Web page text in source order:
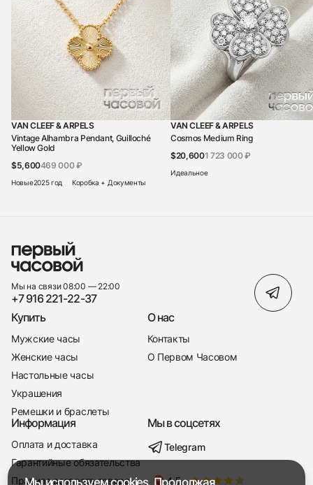
+7 916 221-22-37
VAN CLEEF & ARPELS
Vintage Alhambra Pendant, Guilloché
Yellow Gold
$5,600469 000 ₽
Новые2025 год Коробка + Документы
VAN CLEEF & ARPELS
Cosmos Medium Ring
$20,6001 723 000 ₽
Идеальное
Мы на связи 08:00 — 22:00
+7 916 221-22-37
Купить
Мужские часы
Женские часы
Настольные часы
Украшения
Ремешки и браслеты
О нас
Контакты
О Первом Часовом
Информация
Оплата и доставка
Гарантийные обязательства
Правила возврата товара
Мы в соцсетях
Telegram
Мы используем cookies. Продолжая